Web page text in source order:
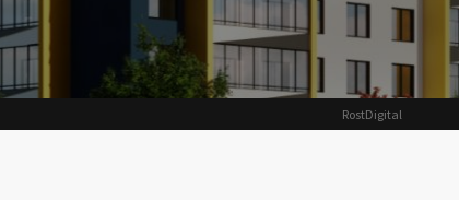
RostDigital